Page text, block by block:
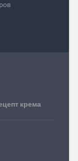
крема